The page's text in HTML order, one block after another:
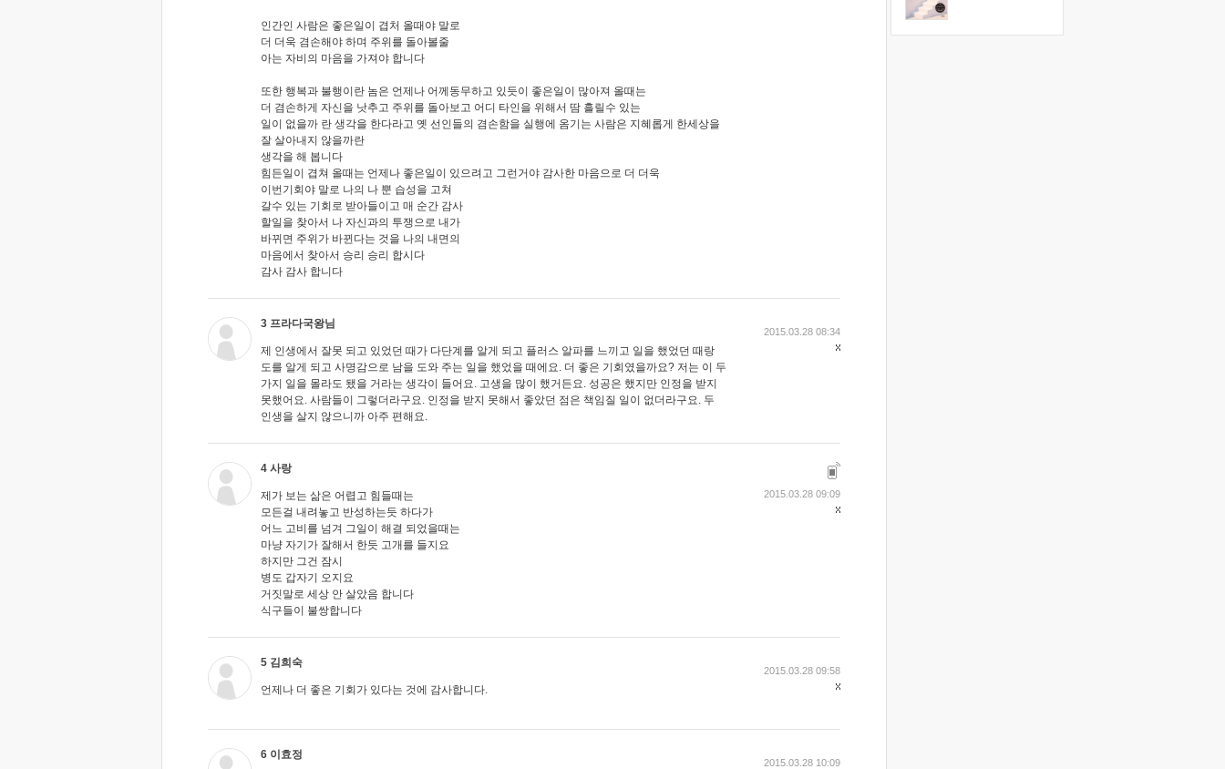
인간인 사람은 좋은일이 겹처 올때야 말로
더 더욱 겸손해야 하며 주위를 돌아볼줄
아는 자비의 마음을 가져야 합니다
또한 행복과 불행이란 놈은 언제나 어께동무하고 있듯이 좋은일이 많아져 올때는
더 겸손하게 자신을 낫추고 주위를 돌아보고 어디 타인을 위해서 땀 흘릴수 있는
일이 없을까 란 생각을 한다라고 옛 선인들의 겸손함을 실행에 옴기는 사람은 지혜롭게 한세상을
잘 살아내지 않을까란
생각을 해 봅니다
힘든일이 겹쳐 올때는 언제나 좋은일이 있으려고 그런거야 감사한 마음으로 더 더욱
이번기회야 말로 나의 나 뿐 습성을 고쳐
갈수 있는 기회로 받아들이고 매 순간 감사
할일을 찾아서 나 자신과의 투쟁으로 내가
바뀌면 주위가 바뀐다는 것을 나의 내면의
마음에서 찾아서 승리 승리 합시다
감사 감사 합니다
3 프라다국왕님
제 인생에서 잘못 되고 있었던 때가 다단계를 알게 되고 플러스 알파를 느끼고 일을 했었던 때랑
도를 알게 되고 사명감으로 남을 도와 주는 일을 했었을 때에요. 더 좋은 기회였을까요? 저는 이 두
가지 일을 몰라도 됐을 거라는 생각이 들어요. 고생을 많이 했거든요. 성공은 했지만 인정을 받지
못했어요. 사람들이 그렇더라구요. 인정을 받지 못해서 좋았던 점은 책임질 일이 없더라구요. 두
인생을 살지 않으니까 아주 편해요.
2015.03.28 08:34
4 사랑
제가 보는 삶은 어렵고 힘들때는
모든걸 내려놓고 반성하는듯 하다가
어느 고비를 넘겨 그일이 해결 되었을때는
마냥 자기가 잘해서 한듯 고개를 들지요
하지만 그건 잠시
병도 갑자기 오지요
거짓말로 세상 안 살았음 합니다
식구들이 불쌍합니다
2015.03.28 09:09
5 김희숙
언제나 더 좋은 기회가 있다는 것에 감사합니다.
2015.03.28 09:58
6 이효정
2015.03.28 10:09